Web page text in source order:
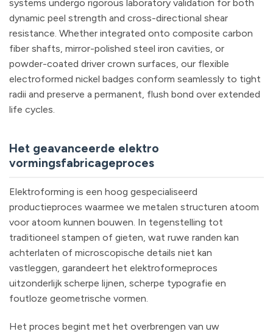
systems undergo rigorous laboratory validation for both
dynamic peel strength and cross-directional shear
resistance. Whether integrated onto composite carbon
fiber shafts, mirror-polished steel iron cavities, or
powder-coated driver crown surfaces, our flexible
electroformed nickel badges conform seamlessly to tight
radii and preserve a permanent, flush bond over extended
life cycles.
Het geavanceerde elektro
vormingsfabricageproces
Elektroforming is een hoog gespecialiseerd
productieproces waarmee we metalen structuren atoom
voor atoom kunnen bouwen. In tegenstelling tot
traditioneel stampen of gieten, wat ruwe randen kan
achterlaten of microscopische details niet kan
vastleggen, garandeert het elektroformeproces
uitzonderlijk scherpe lijnen, scherpe typografie en
foutloze geometrische vormen.
Het proces begint met het overbrengen van uw